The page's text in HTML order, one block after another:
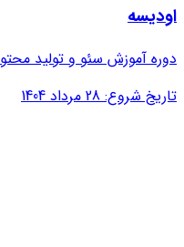
اودیسه
دوره آموزش سئو و تولید
تاریخ شروع: 28 مرداد 1404